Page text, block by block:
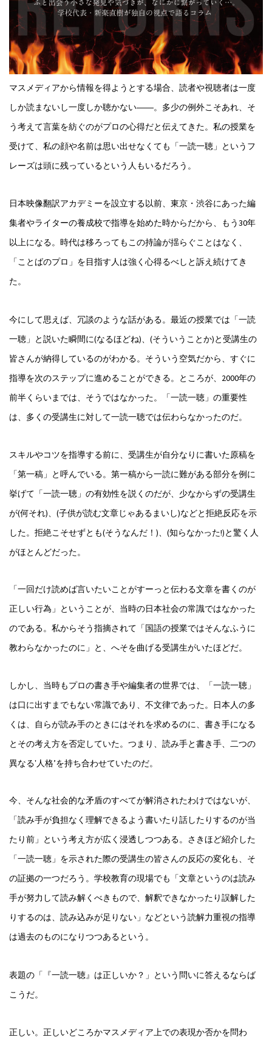
マスメディアから情報を得ようとする場合、読者や視聴者は一度
しか読まないし一度しか聴かない――。多少の例外こそあれ、そ
う考えて言葉を紡ぐのがプロの心得だと伝えてきた。私の授業を
受けて、私の顔や名前は思い出せなくても「一読一聴」というフ
レーズは頭に残っているという人もいるだろう。
日本映像翻訳アカデミーを設立する以前、東京・渋谷にあった編
集者やライターの養成校で指導を始めた時からだから、もう30年
以上になる。時代は移ろってもこの持論が揺らぐことはなく、
「ことばのプロ」を目指す人は強く心得るべしと訴え続けてき
た。
今にして思えば、冗談のような話がある。最近の授業では「一読
一聴」と説いた瞬間に(なるほどね)、(そういうことか)と受講生の
皆さんが納得しているのがわかる。そういう空気だから、すぐに
指導を次のステップに進めることができる。ところが、2000年の
前半くらいまでは、そうではなかった。「一読一聴」の重要性
は、多くの受講生に対して一読一聴では伝わらなかったのだ。
スキルやコツを指導する前に、受講生が自分なりに書いた原稿を
「第一稿」と呼んでいる。第一稿から一読に難がある部分を例に
挙げて「一読一聴」の有効性を説くのだが、少なからずの受講生
が(何それ)、(子供が読む文章じゃあるまいし)などと拒絶反応を示
した。拒絶こそせずとも(そうなんだ！)、(知らなかった!)と驚く人
がほとんどだった。
「一回だけ読めば言いたいことがすーっと伝わる文章を書くのが
正しい行為」ということが、当時の日本社会の常識ではなかった
のである。私からそう指摘されて「国語の授業ではそんなふうに
教わらなかったのに」と、へそを曲げる受講生がいたほどだ。
しかし、当時もプロの書き手や編集者の世界では、「一読一聴」
は口に出すまでもない常識であり、不文律であった。日本人の多
くは、自らが読み手のときにはそれを求めるのに、書き手になる
とその考え方を否定していた。つまり、読み手と書き手、二つの
異なる‛人格’を持ち合わせていたのだ。
今、そんな社会的な矛盾のすべてが解消されたわけではないが、
「読み手が負担なく理解できるよう書いたり話したりするのが当
たり前」という考え方が広く浸透しつつある。さきほど紹介した
「一読一聴」を示された際の受講生の皆さんの反応の変化も、そ
の証拠の一つだろう。学校教育の現場でも「文章というのは読み
手が努力して読み解くべきもので、解釈できなかったり誤解した
りするのは、読み込みが足りない」などという読解力重視の指導
は過去のものになりつつあるという。
表題の「『一読一聴』は正しいか？」という問いに答えるならば
こうだ。
正しい。正しいどころかマスメディア上での表現か否かを問わ